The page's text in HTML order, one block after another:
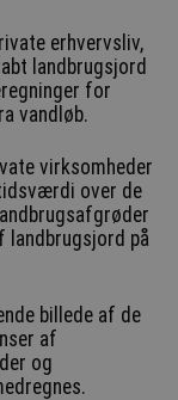
erhvervsliv,
landbrugsjord
for
vandløb.
virksomheder
over de
landbrugsjord på
billede af de
af
og